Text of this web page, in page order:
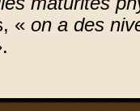
« on a des